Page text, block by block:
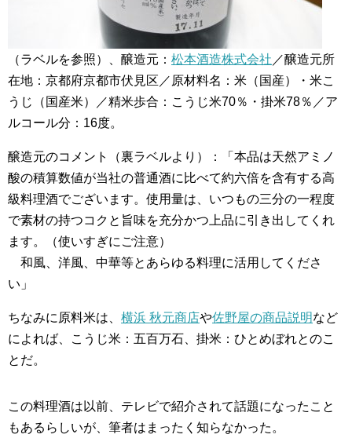
（ラベルを参照）、醸造元： 松本酒造株式会社 ／醸造元所
在地：京都府京都市伏見区／原材料名：米（国産）・米こ
うじ（国産米）／精米歩合：こうじ米70％・掛米78％／ア
ルコール分：16度。
醸造元のコメント（裏ラベルより）：「本品は天然アミノ
酸の積算数値が当社の普通酒に比べて約六倍を含有する高
級料理酒でございます。使用量は、いつもの三分の一程度
で素材の持つコクと旨味を充分かつ上品に引き出してくれ
ます。（使いすぎにご注意）
和風、洋風、中華等とあらゆる料理に活用してくださ
い」
ちなみに原料米は、 横浜 秋元商店や佐野屋の商品説明など
によれば、こうじ米：五百万石、掛米：ひとめぼれとのこ
とだ。
この料理酒は以前、テレビで紹介されて話題になったこと
もあるらしいが、筆者はまったく知らなかった。